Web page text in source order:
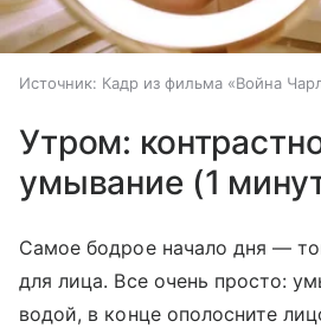
Источник: Кадр из фильма «Война
Утром:
умывание (1
Самое бодрое начало дня —
для лица. Все очень просто:
водой, в конце ополосните